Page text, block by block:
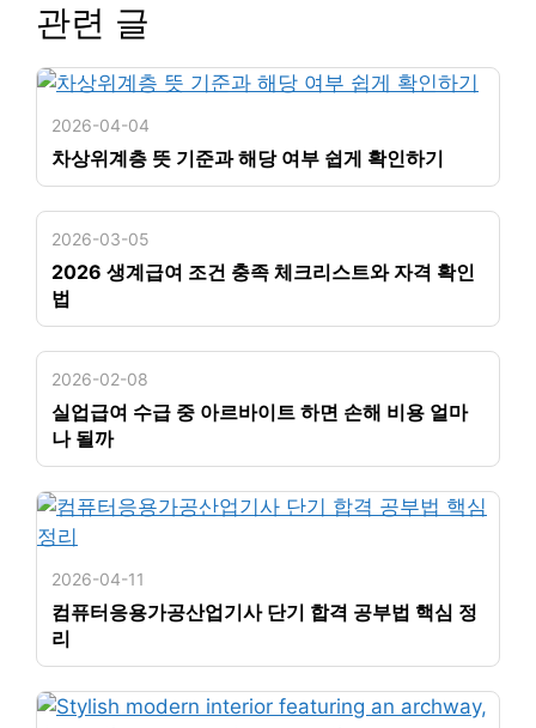
관련 글
2026-04-04
차상위계층 뜻 기준과 해당 여부 쉽게 확인하기
2026-03-05
2026 생계급여 조건 충족 체크리스트와 자격 확인
법
2026-02-08
실업급여 수급 중 아르바이트 하면 손해 비용 얼마
나 될까
2026-04-11
컴퓨터응용가공산업기사 단기 합격 공부법 핵심 정
리